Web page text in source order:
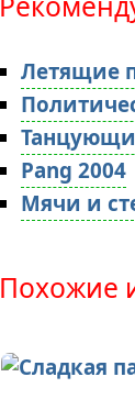
Летящие
Pang 2004
Мячи и
Похожие